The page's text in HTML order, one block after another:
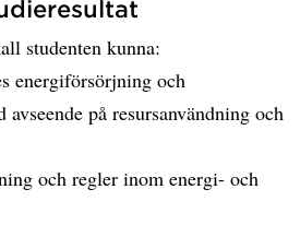
studenten kunna:
energiförsörjning och
avseende på resursanvändning och
och regler inom energi- och